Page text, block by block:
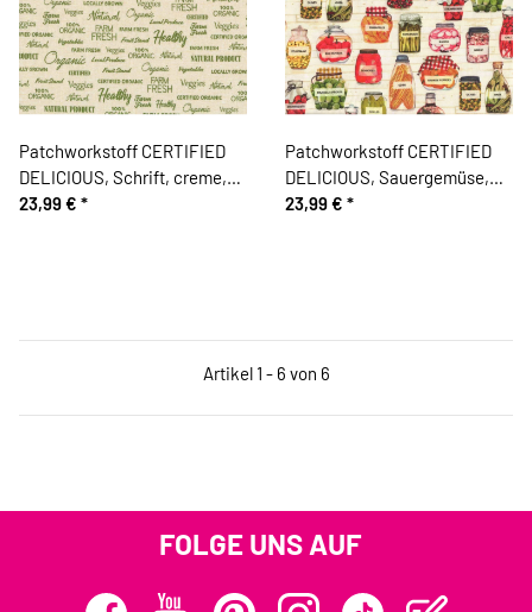
Patchworkstoff CERTIFIED
DELICIOUS, Schrift, creme,
Windham Fabrics
23,99 € *
Patchworkstoff CERTIFIED
DELICIOUS, Sauergemüse,
creme, Windham Fabrics
23,99 € *
Artikel 1 - 6 von 6
FOLGE UNS AUF